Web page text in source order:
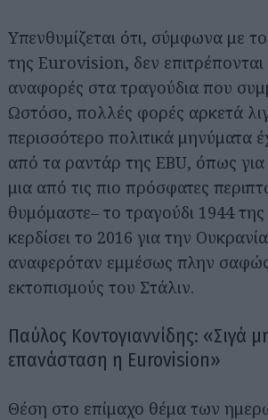
Υπενθυμίζεται ότι, σύμφωνα με
της Eurovision, δεν επιτρέπονται
αναφορές στα τραγούδια που
Ωστόσο, πολλές φορές αρκετά
περισσότερο πολιτικά μηνύματα
από τα ραντάρ της EBU, όπως
μια από τις πιο πρόσφατες
θυμόμαστε– το τραγούδι 1944
κερδίσει το 2016 για την
αναφερόταν εμμέσως πλην
εκτοπισμούς του Στάλιν.
Παύλος Κοντογιαννίδης: «Σιγά
επανάσταση η Eurovision»
Θέση στο επίμαχο θέμα των